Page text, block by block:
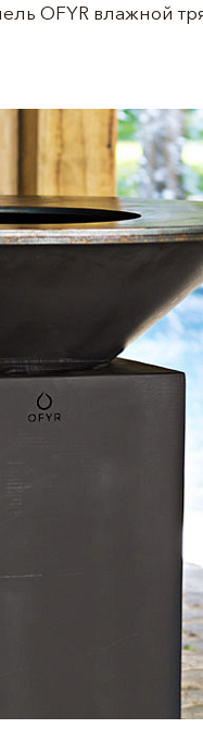
OFYR влажной